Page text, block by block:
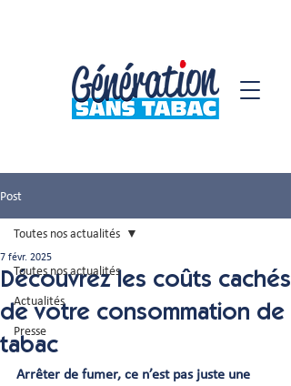
Post
Toutes nos actualités
Actualités
Presse
Toutes nos actualités
Découvrez les coûts cachés
de votre consommation de
tabac
7 févr. 2025
Arrêter de fumer, ce n’est pas juste une